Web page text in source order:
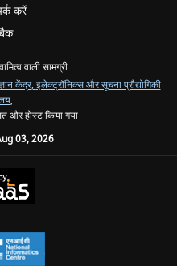
करें
वाली सामग्री
केंद्र, इलेक्ट्रॉनिक्स और सूचना प्रौद्योगिकी
,
और होस्ट किया गया
03, 2026